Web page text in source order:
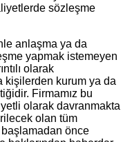
sözleşme
anlaşma ya da
yapmak istemeyen
olarak
kişilerden kurum ya da
Firmamız bu
olarak davranmakta
olan tüm
önce